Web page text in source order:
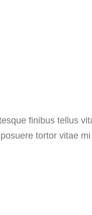
finibus tellus
tortor vitae